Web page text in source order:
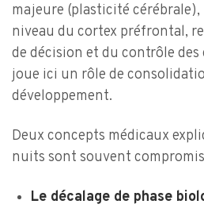
majeure (plasticité
niveau du cortex préfrontal,
de décision et du contrôle
joue ici un rôle de
développement.
Deux concepts médicaux
nuits sont souvent
Le décalage de phase